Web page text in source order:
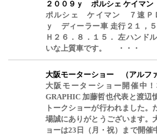
２００９ｙ ポルシェ ケイマン
ポルシェ ケイマン ７速Ｐ
ｙ ディーラー車 走行２１，
Ｈ２６．８．１５． 左ハン
いな上質車です。 ・・・
大阪モーターショー （アルフ
大阪モーターショー開催中！
GRAPHIC 加藤哲也代表と渡辺
トークショーが行われました。
場誠にありがとうございます。
ョーは23日（月・祝）まで開催